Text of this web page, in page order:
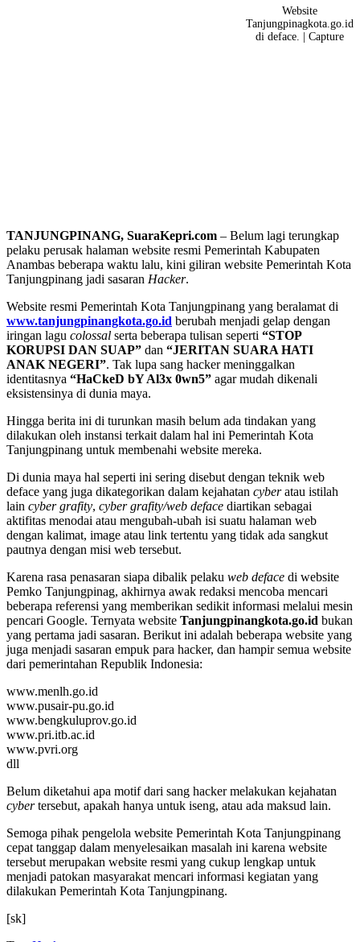
Website
Tanjungpinagkota.go.id
di deface. | Capture
TANJUNGPINANG, SuaraKepri.com – Belum lagi terungkap
pelaku perusak halaman website resmi Pemerintah Kabupaten
Anambas beberapa waktu lalu, kini giliran website Pemerintah Kota
Tanjungpinang jadi sasaran Hacker.
Website resmi Pemerintah Kota Tanjungpinang yang beralamat di
www.tanjungpinangkota.go.id berubah menjadi gelap dengan
iringan lagu colossal serta beberapa tulisan seperti “STOP
KORUPSI DAN SUAP” dan “JERITAN SUARA HATI
ANAK NEGERI”. Tak lupa sang hacker meninggalkan
identitasnya “HaCkeD bY Al3x 0wn5” agar mudah dikenali
eksistensinya di dunia maya.
Hingga berita ini di turunkan masih belum ada tindakan yang
dilakukan oleh instansi terkait dalam hal ini Pemerintah Kota
Tanjungpinang untuk membenahi website mereka.
Di dunia maya hal seperti ini sering disebut dengan teknik web
deface yang juga dikategorikan dalam kejahatan cyberatau istilah
lain cyber grafity, cyber grafity/web deface diartikan sebagai
aktifitas menodai atau mengubah-ubah isi suatu halaman web
dengan kalimat, image atau link tertentu yang tidak ada sangkut
pautnya dengan misi web tersebut.
Karena rasa penasaran siapa dibalik pelaku web deface di website
Pemko Tanjungpinag, akhirnya awak redaksi mencoba mencari
beberapa referensi yang memberikan sedikit informasi melalui mesin
pencari Google. Ternyata website Tanjungpinangkota.go.id bukan
yang pertama jadi sasaran. Berikut ini adalah beberapa website yang
juga menjadi sasaran empuk para hacker, dan hampir semua website
dari pemerintahan Republik Indonesia:
www.menlh.go.id
www.pusair-pu.go.id
www.bengkuluprov.go.id
www.pri.itb.ac.id
www.pvri.org
dll
Belum diketahui apa motif dari sang hacker melakukan kejahatan
cybertersebut, apakah hanya untuk iseng, atau ada maksud lain.
Semoga pihak pengelola website Pemerintah Kota Tanjungpinang
cepat tanggap dalam menyelesaikan masalah ini karena website
tersebut merupakan website resmi yang cukup lengkap untuk
menjadi patokan masyarakat mencari informasi kegiatan yang
dilakukan Pemerintah Kota Tanjungpinang.
[sk]